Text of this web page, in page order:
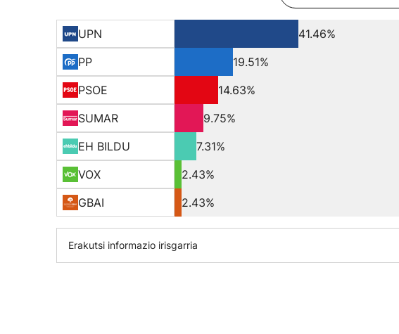
UPN
41.46%
PP
19.51%
PSOE
14.63%
SUMAR
9.75%
EH BILDU
7.31%
VOX
2.43%
GBAI
2.43%
Erakutsi informazio irisgarria